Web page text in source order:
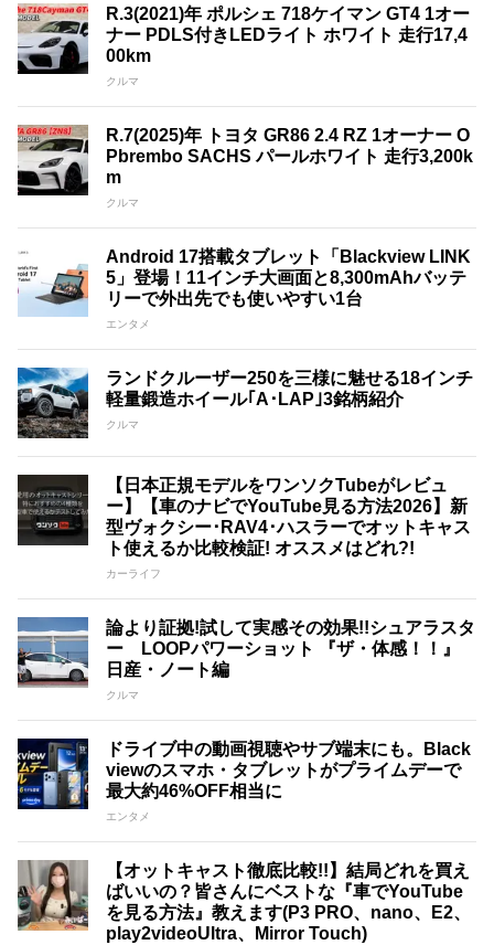
R.3(2021)年 ポルシェ 718ケイマン GT4 1オー
ナー PDLS付きLEDライト ホワイト 走行17,4
00km
クルマ
R.7(2025)年 トヨタ GR86 2.4 RZ 1オーナー O
Pbrembo SACHS パールホワイト 走行3,200k
m
クルマ
Android 17搭載タブレット「Blackview LINK
5」登場！11インチ大画面と8,300mAhバッテ
リーで外出先でも使いやすい1台
エンタメ
ランドクルーザー250を三様に魅せる18インチ
軽量鍛造ホイール｢A･LAP｣3銘柄紹介
クルマ
【日本正規モデルをワンソクTubeがレビュ
ー】【車のナビでYouTube見る方法2026】新
型ヴォクシー･RAV4･ハスラーでオットキャス
ト使えるか比較検証! オススメはどれ?!
カーライフ
論より証拠!試して実感その効果!!シュアラスタ
ー LOOPパワーショット 『ザ・体感！！』
日産・ノート編
クルマ
ドライブ中の動画視聴やサブ端末にも。Black
viewのスマホ・タブレットがプライムデーで
最大約46%OFF相当に
エンタメ
【オットキャスト徹底比較!!】結局どれを買え
ばいいの？皆さんにベストな『車でYouTube
を見る方法』教えます(P3 PRO、nano、E2、
play2videoUltra、Mirror Touch)